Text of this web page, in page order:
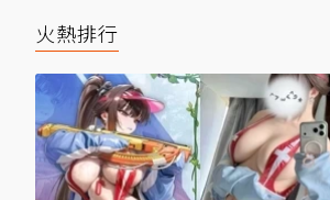
火熱排行